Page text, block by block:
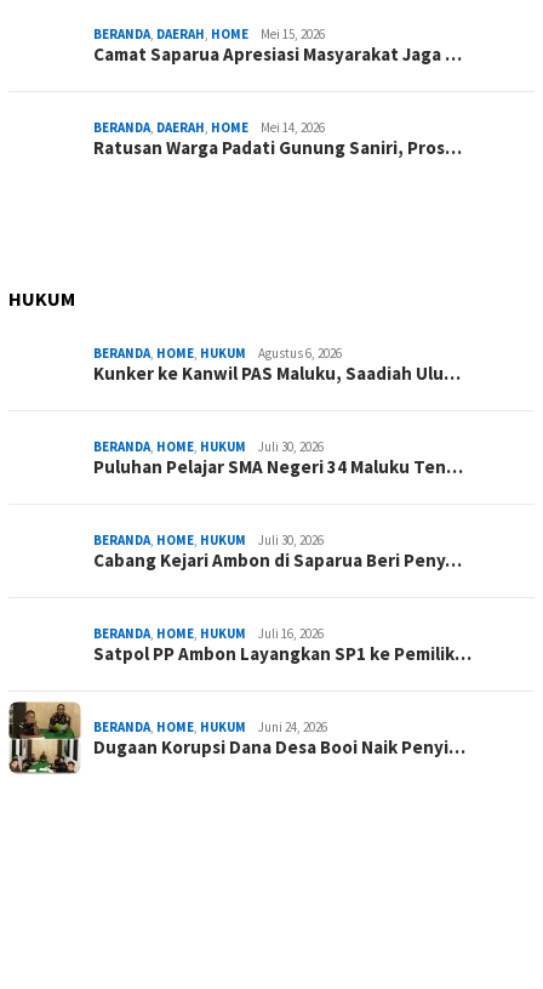
BERANDA DAERAH HOME Mei 15, 2026
Camat Saparua Apresiasi Masyarakat Jaga …
BERANDA DAERAH HOME Mei 14, 2026
Ratusan Warga Padati Gunung Saniri, Pros…
HUKUM
BERANDA HOME HUKUM Agustus 6, 2026
Kunker ke Kanwil PAS Maluku, Saadiah Ulu…
BERANDA HOME HUKUM Juli 30, 2026
Puluhan Pelajar SMA Negeri 34 Maluku Ten…
BERANDA HOME HUKUM Juli 30, 2026
Cabang Kejari Ambon di Saparua Beri Peny…
BERANDA HOME HUKUM Juli 16, 2026
Satpol PP Ambon Layangkan SP1 ke Pemilik…
BERANDA HOME HUKUM Juni 24, 2026
Dugaan Korupsi Dana Desa Booi Naik Penyi…